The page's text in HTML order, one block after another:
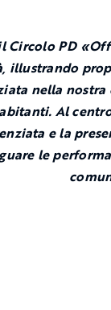
Circolo PD
illustrando
nella
Al
e la
le